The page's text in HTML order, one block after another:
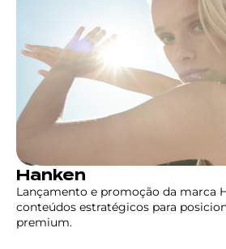
Hanken
Lançamento e promoção da marca
conteúdos estratégicos para
premium.